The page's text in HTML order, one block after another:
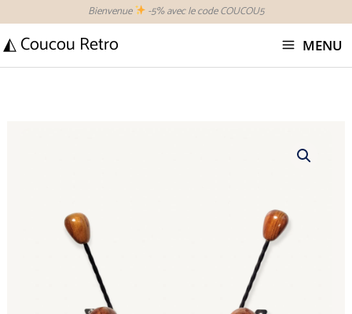
contenu
Bienvenue -5% avec le code COUCOU5
◭ Coucou Retro MENU